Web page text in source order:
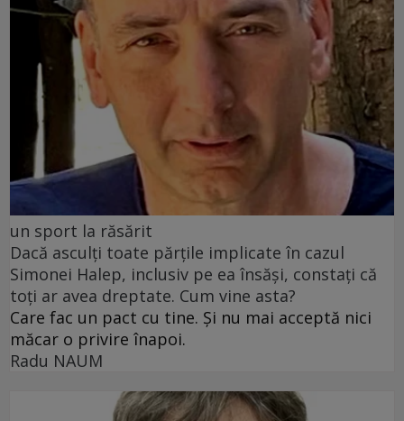
un sport la răsărit
Dacă asculți toate părțile implicate în cazul
Simonei Halep, inclusiv pe ea însăși, constați că
toți ar avea dreptate. Cum vine asta?
Care fac un pact cu tine. Și nu mai acceptă nici
măcar o privire înapoi.
Radu NAUM